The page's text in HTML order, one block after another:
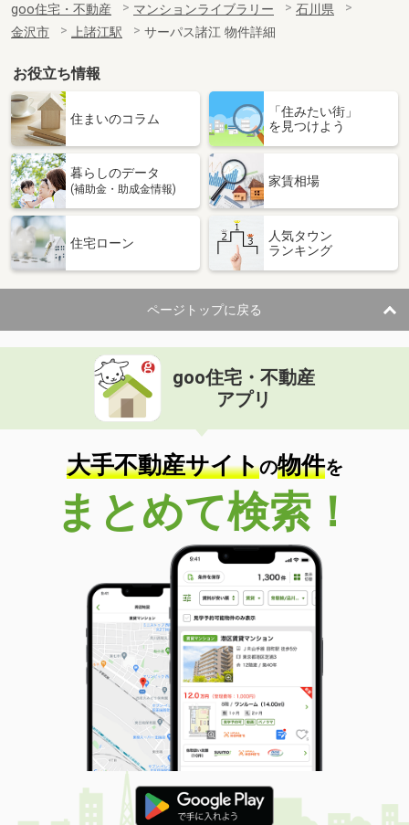
goo住宅・不動産 マンションライブラリー
石川県
金沢市
上諸江駅 サーパス諸江 物件詳細
お役立ち情報
住まいのコラム
「住みたい街」
を見つけよう
暮らしのデータ
(補助金・助成金情報)
家賃相場
住宅ローン
人気タウン
ランキング
ページトップに戻る
goo住宅・不動産
アプリ
大手不動産サイトの物件を
まとめて検索！